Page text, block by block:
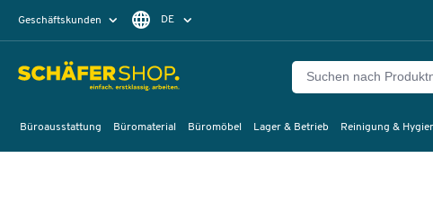
Geschäftskunden DE
Büroausstattung Büromaterial Büromöbel Lager & Betrieb Reinigung &